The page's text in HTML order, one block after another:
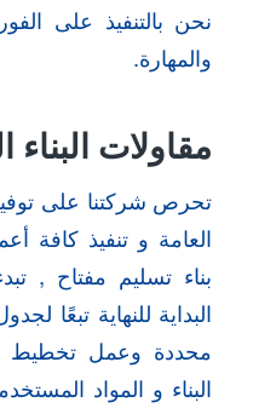
نحن بالتنفيذ على
والمهارة.
مقاولات البناء
تحرص شركتنا على
العامة و تنفيذ كافة
بناء تسليم مفتاح ,
البداية للنهاية تبعًا
محددة وعمل تخطيط
البناء و المواد